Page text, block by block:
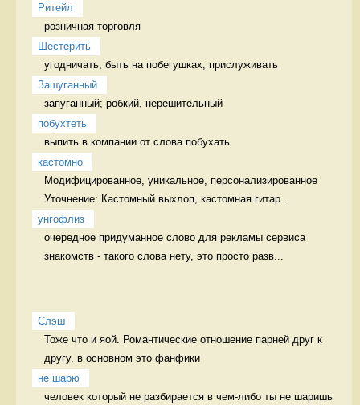
Ритейл
розничная торговля
Шестерить
угодничать, быть на побегушках, прислуживать
Зашуганный
запуганный; робкий, нерешительный
побухтеть
выпить в компании от слова побухать
кастомно
Модифицированное, уникальное, персонализированное
Уточнение: Кастомный выхлоп, кастомная гитар...
унгофлиз
очередное придуманное слово для рекламы сервиса
знакомств - такого слова нету, это просто разв...
Слэш
Тоже что и яой. Романтические отношение парней друг к
другу. в основном это фанфики
не шарю